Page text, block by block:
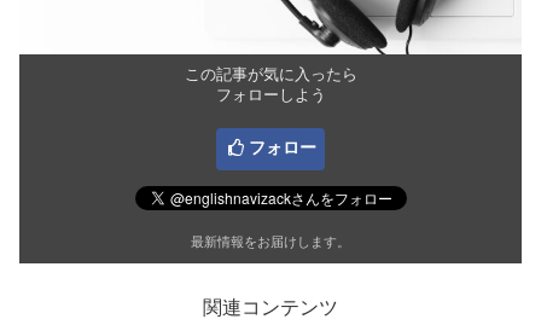
この記事が気に入ったら
フォローしよう
フォロー
最新情報をお届けします。
関連コンテンツ